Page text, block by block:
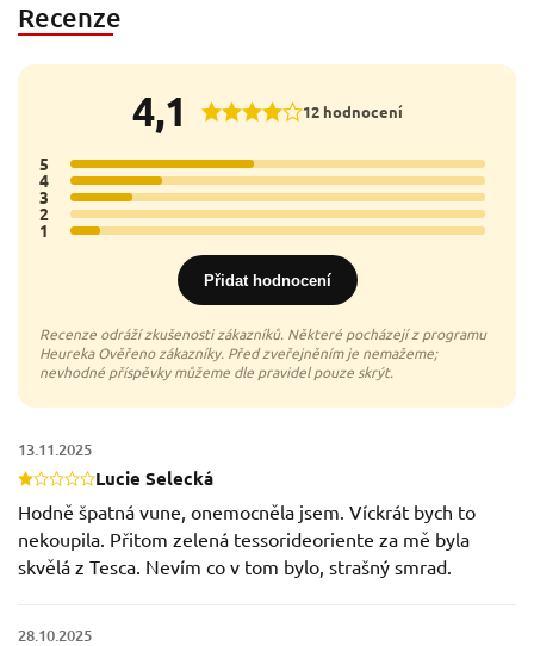
Recenze
4,1 12 hodnocení
5 6x
4 3x
3 2x
2 0x
1 1x
Přidat hodnocení
Lucie Selecká
13.11.2025
Hodně špatná vune, onemocněla jsem. Víckrát bych to
nekoupila. Přitom zelená tessorideoriente za mě byla
skvělá z Tesca. Nevím co v tom bylo, strašný smrad.
28.10.2025